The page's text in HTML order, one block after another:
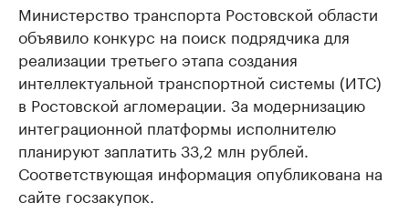
Министерство транспорта Ростовской области
объявило конкурс на поиск подрядчика для
реализации третьего этапа создания
интеллектуальной транспортной системы (ИТС)
в Ростовской агломерации. За модернизацию
интеграционной платформы исполнителю
планируют заплатить 33,2 млн рублей.
Соответствующая информация опубликована на
сайте госзакупок.